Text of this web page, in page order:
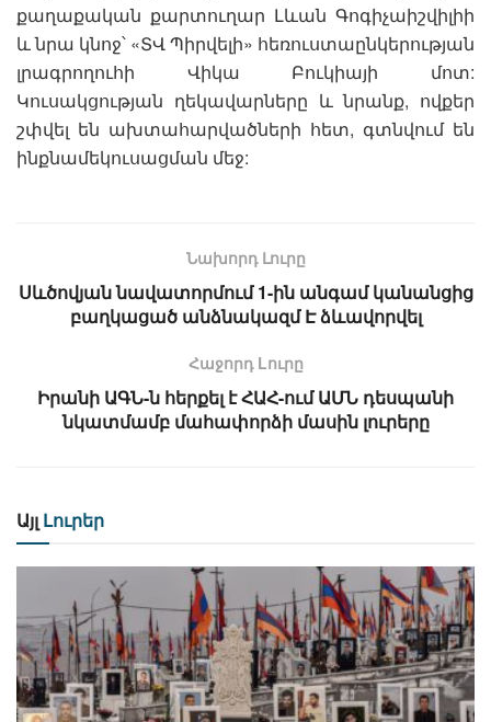
քաղաքական քարտուղար Լևան Գոգիչաիշվիլիի
և նրա կնոջ՝ «ՏՎ Պիրվելի» հեռուստաընկերության
լրագրողուհի Վիկա Բուկիայի մոտ:
Կուսակցության ղեկավարները և նրանք, ովքեր
շփվել են ախտահարվածների հետ, գտնվում են
ինքնամեկուսացման մեջ:
Նախորդ Լուրը
Սևծովյան նավատորմում 1-ին անգամ կանանցից
բաղկացած անձնակազմ Է ձևավորվել
Հաջորդ Lուրը
Իրանի ԱԳՆ-ն հերքել է ՀԱՀ-ում ԱՄՆ դեսպանի
նկատմամբ մահափորձի մասին լուրերը
Այլ Լուրեր